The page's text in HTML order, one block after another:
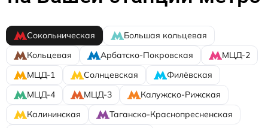
Сокольническая
Большая кольцевая
Кольцевая
Арбатско-Покровская
МЦД-2
МЦД-1
Солнцевская
Филёвская
МЦД-4
МЦД-3
Калужско-Рижская
Калининская
Таганско-Краснопресненская